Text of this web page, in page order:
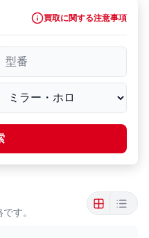
買取に関する注意事項
型番
す。